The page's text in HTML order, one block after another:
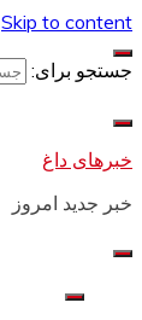
Skip to content
جستجو برای:
خبرهای داغ
خبر جدید امروز